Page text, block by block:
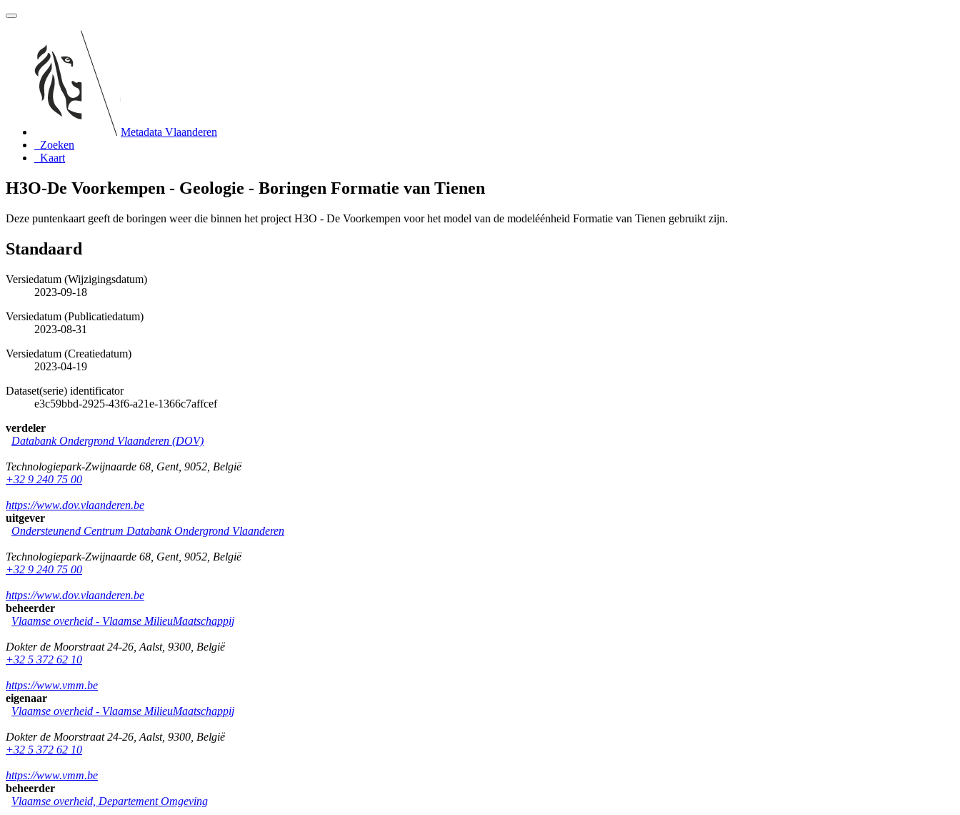
Metadata Vlaanderen
Zoeken
Kaart
H3O-De Voorkempen - Geologie - Boringen Formatie van Tienen
Deze puntenkaart geeft de boringen weer die binnen het project H3O - De Voorkempen voor het model van de modeléénheid Formatie van Tienen gebruikt zijn.
Standaard
Versiedatum (Wijzigingsdatum)
2023-09-18
Versiedatum (Publicatiedatum)
2023-08-31
Versiedatum (Creatiedatum)
2023-04-19
Dataset(serie) identificator
e3c59bbd-2925-43f6-a21e-1366c7affcef
verdeler
Databank Ondergrond Vlaanderen (DOV)
Technologiepark-Zwijnaarde 68 Gent, 9052 België
+32 9 240 75 00
https://www.dov.vlaanderen.be
uitgever
Ondersteunend Centrum Databank Ondergrond Vlaanderen
Technologiepark-Zwijnaarde 68 Gent, 9052 België
+32 9 240 75 00
https://www.dov.vlaanderen.be
beheerder
Vlaamse overheid - Vlaamse MilieuMaatschappij
Dokter de Moorstraat 24-26 Aalst, 9300 België
+32 5 372 62 10
https://www.vmm.be
eigenaar
Vlaamse overheid - Vlaamse MilieuMaatschappij
Dokter de Moorstraat 24-26 Aalst, 9300 België
+32 5 372 62 10
https://www.vmm.be
beheerder
Vlaamse overheid, Departement Omgeving